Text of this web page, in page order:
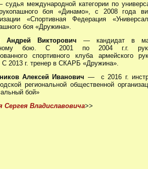
судья международной категории по
боя «Динамо», с 2008 года
«Спортивная Федерация
боя «Дружина».
Андрей Викторович — кандидат в
бою. С 2001 по 2004 г.г.
спортивного клуба армейского
2013 г. тренер в СКАРБ «Дружина».
Алексей Иванович — с 2016 г.
региональной общественной
бой»
Сергея Владиславовича>>